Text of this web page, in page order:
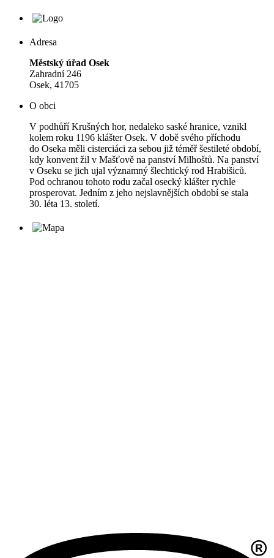
Adresa
Městský úřad Osek
Zahradní 246
Osek, 41705
O obci
V podhůří Krušných hor, nedaleko saské hranice, vznikl
kolem roku 1196 klášter Osek. V době svého příchodu
do Oseka měli cisterciáci za sebou již téměř šestileté období,
kdy konvent žil v Mašťově na panství Milhoštů. Na panství
v Oseku se jich ujal významný šlechtický rod Hrabišiců.
Pod ochranou tohoto rodu začal osecký klášter rychle
prosperovat. Jedním z jeho nejslavnějších období se stala
30. léta 13. století.